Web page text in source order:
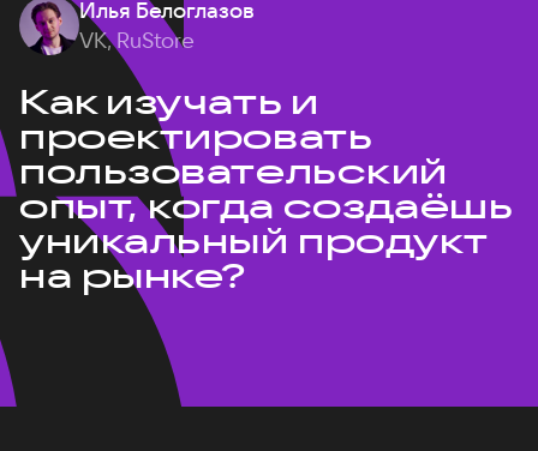
Илья Белоглазов
VK, RuStore
Как изучать и
проектировать
пользовательский
опыт, когда создаёшь
уникальный продукт
на рынке?